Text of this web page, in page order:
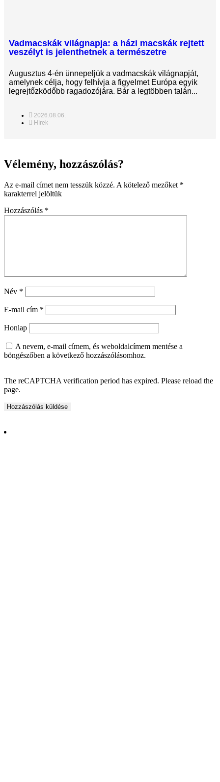
Vadmacskák világnapja: a házi macskák rejtett
veszélyt is jelenthetnek a természetre
Augusztus 4-én ünnepeljük a vadmacskák világnapját,
amelynek célja, hogy felhívja a figyelmet Európa egyik
legrejtőzködőbb ragadozójára. Bár a legtöbben talán...
2026.08.06.
Hírek
Vélemény, hozzászólás?
Az e-mail címet nem tesszük közzé. A kötelező mezőket *
karakterrel jelöltük
Hozzászólás *
Név *
E-mail cím *
Honlap
A nevem, e-mail címem, és weboldalcímem mentése a
böngészőben a következő hozzászólásomhoz.
The reCAPTCHA verification period has expired. Please reload the
page.